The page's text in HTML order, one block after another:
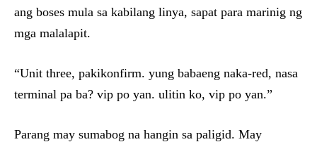
ang boses mula sa kabilang linya, sapat para marinig ng
mga malalapit.
“Unit three, pakikonfirm. yung babaeng naka-red, nasa
terminal pa ba? vip po yan. ulitin ko, vip po yan.”
Parang may sumabog na hangin sa paligid. May